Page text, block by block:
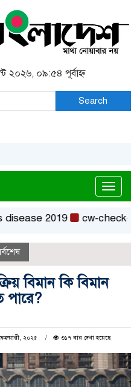
২০২৬, ০৯:৫৪ পূর্বাহ্ন
Search
2019 cw-check-https://
বিমান কি বিমান
পারে?
২০২৫ ৩১৭ বার দেখা হয়েছে